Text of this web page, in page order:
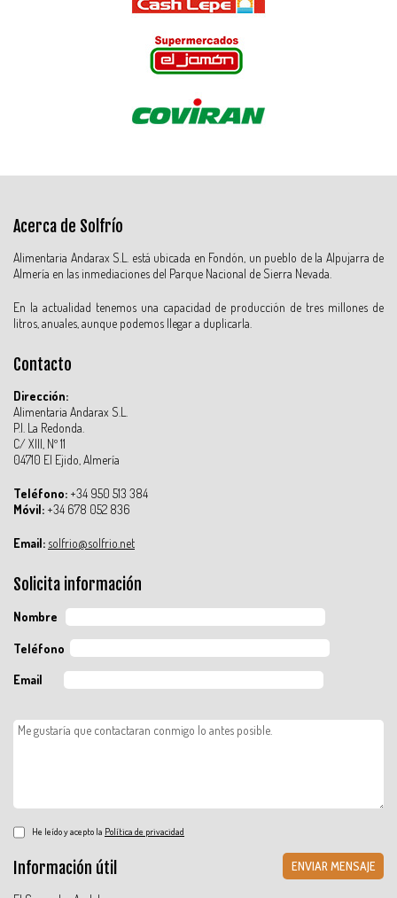
Acerca de Solfrío
Alimentaria Andarax S.L. está ubicada en Fondón, un pueblo de la Alpujarra de
Almería en las inmediaciones del Parque Nacional de Sierra Nevada.
En la actualidad tenemos una capacidad de producción de tres millones de
litros, anuales, aunque podemos llegar a duplicarla.
Contacto
Dirección:
Alimentaria Andarax S.L.
P.I. La Redonda.
C/ XIII, Nº 11
04710 El Ejido, Almería
Teléfono: +34 950 513 384
Móvil: +34 678 052 836
Email: solfrio@solfrio.net
Solicita información
Nombre
Teléfono
Email
He leído y acepto la Política de privacidad
Información útil